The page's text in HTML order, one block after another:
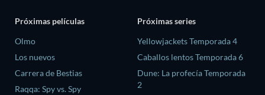
Próximas películas
Olmo
Los nuevos
Carrera de Bestias
Raqqa: Spy vs. Spy
Próximas series
Yellowjackets Temporada 4
Caballos lentos Temporada 6
Dune: La profecía Temporada
2